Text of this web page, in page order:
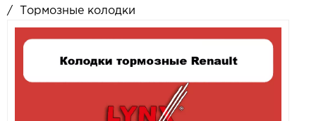
/
Тормозные колодки